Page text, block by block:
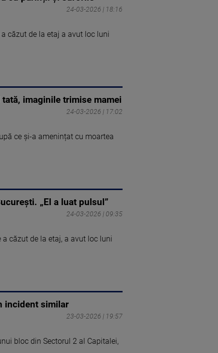
24-03-2026 | 18:16
căzut de la etaj a avut loc luni
imaginile trimise mamei
24-03-2026 | 17:02
ce și-a amenințat cu moartea
„El a luat pulsul”
24-03-2026 | 09:35
căzut de la etaj, a avut loc luni
incident similar
23-03-2026 | 19:57
bloc din Sectorul 2 al Capitalei,